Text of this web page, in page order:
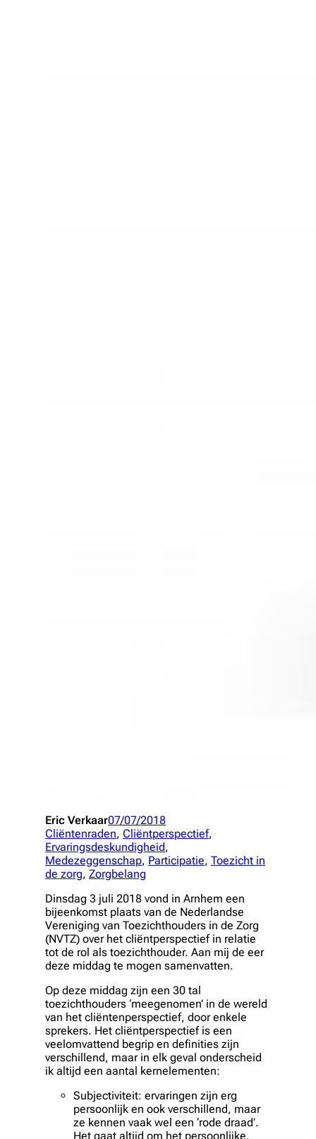
Eric Verkaar07/07/2018
Cliëntenraden, Cliëntperspectief
Ervaringsdeskundigheid
Medezeggenschap, Participatie, Toezicht in
de zorg, Zorgbelang
Dinsdag 3 juli 2018 vond in Arnhem een
bijeenkomst plaats van de Nederlandse
Vereniging van Toezichthouders in de Zorg
(NVTZ) over het cliëntperspectief in relatie
tot de rol als toezichthouder. Aan mij de eer
deze middag te mogen samenvatten.
Op deze middag zijn een 30 tal
toezichthouders ‘meegenomen’ in de wereld
van het cliëntenperspectief, door enkele
sprekers. Het cliëntperspectief is een
veelomvattend begrip en definities zijn
verschillend, maar in elk geval onderscheid
ik altijd een aantal kernelementen:
Subjectiviteit: ervaringen zijn erg
persoonlijk en ook verschillend, maar
ze kennen vaak wel een ‘rode draad’.
Het gaat altijd om het persoonlijke,